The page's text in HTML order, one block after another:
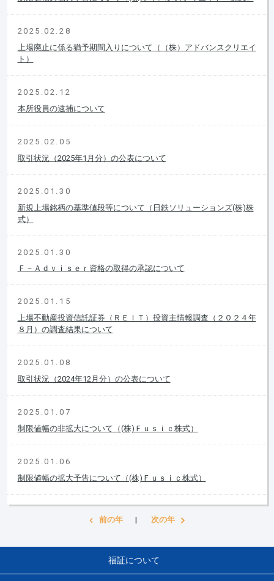
2025.02.28
上場廃止に係る猶予期間入りについて（（株）アドバンスクリエイ
ト）
2025.02.12
本所役員の逮捕について
2025.02.05
取引状況（2025年1月分）の公表について
2025.01.30
新規上場銘柄の基準値段等について（日鉄ソリューションズ(株)株
式）
2025.01.30
Ｆ－Ａｄｖｉｓｅｒ資格の取得の承認について
2025.01.15
上場不動産投資信託証券（ＲＥＩＴ）投資主情報調査（２０２４年
８月）の調査結果について
2025.01.08
取引状況（2024年12月分）の公表について
2025.01.07
制限値幅の非拡大について（(株)Ｆｕｓｉｃ株式）
2025.01.06
制限値幅の拡大予告について（(株)Ｆｕｓｉｃ株式）
前の年 | 次の年
福証について